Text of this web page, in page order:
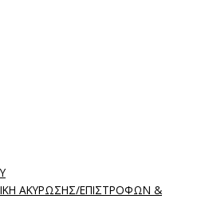
ΑΚΥΡΩΣΗΣ/ΕΠΙΣΤΡΟΦΩΝ &